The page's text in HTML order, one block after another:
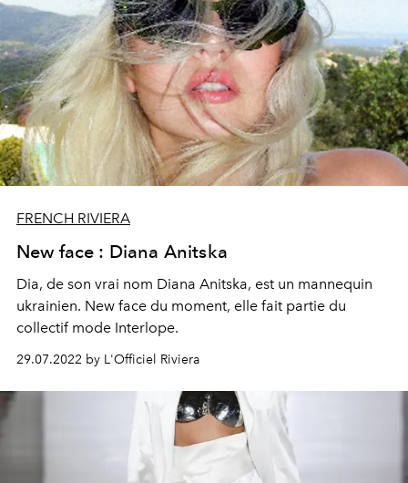
FRENCH RIVIERA
New face : Diana Anitska
Dia, de son vrai nom Diana Anitska, est un mannequin
ukrainien. New face du moment, elle fait partie du
collectif mode Interlope.
29.07.2022 by L'Officiel Riviera